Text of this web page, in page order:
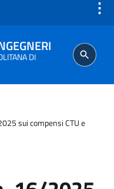
⋮
DI
sui compensi CTU e